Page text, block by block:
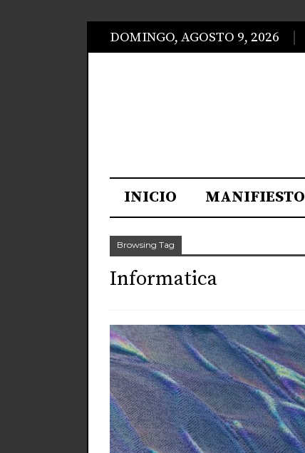
DOMINGO, AGOSTO 9, 2026
INICIO MANIFIESTO
Browsing Tag
Informatica